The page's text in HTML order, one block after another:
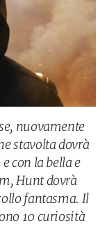
nuovamente
stavolta dovrà
con la bella e
Hunt dovrà
fantasma. Il
10 curiosità